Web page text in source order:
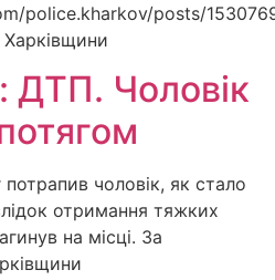
police.kharkov/posts/
Харківщини
ДТП. Чоловік
потрапив чоловік, як стало
отримання тяжких
на місці. За